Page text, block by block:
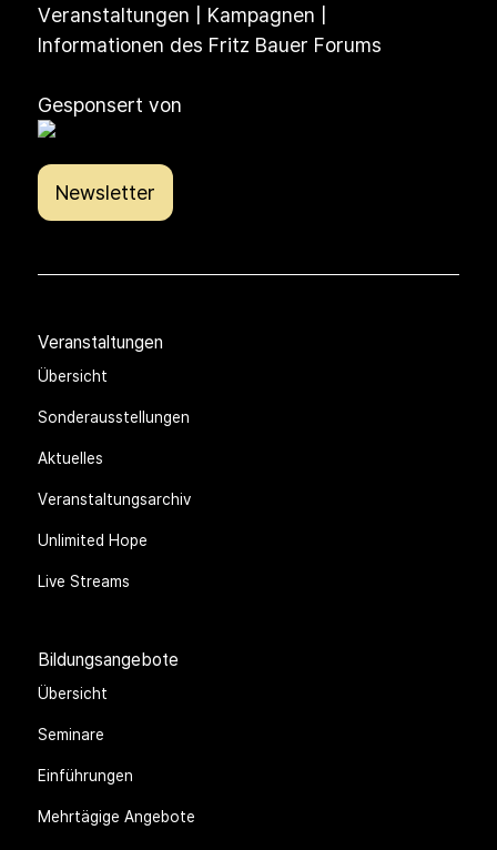
Veranstaltungen | Kampagnen |
Informationen des Fritz Bauer Forums
Gesponsert von
Newsletter
Veranstaltungen
Übersicht
Sonderausstellungen
Aktuelles
Veranstaltungsarchiv
Unlimited Hope
Live Streams
Bildungsangebote
Übersicht
Seminare
Einführungen
Mehrtägige Angebote